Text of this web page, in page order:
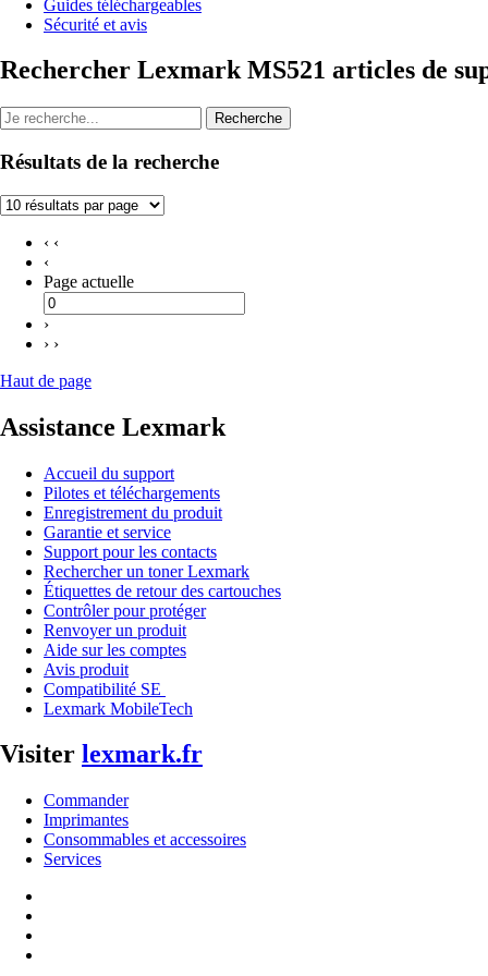
Guides téléchargeables
Sécurité et avis
Rechercher Lexmark MS521 articles de
Recherche
Résultats de la recherche
‹ ‹
‹
Page actuelle
›
› ›
Haut de page
Assistance Lexmark
Accueil du support
Pilotes et téléchargements
Enregistrement du produit
Garantie et service
Support pour les contacts
Rechercher un toner Lexmark
Étiquettes de retour des cartouches
Contrôler pour protéger
Renvoyer un produit
Aide sur les comptes
Avis produit
Compatibilité SE
Lexmark MobileTech
Visiter lexmark.fr
Commander
Imprimantes
Consommables et accessoires
Services